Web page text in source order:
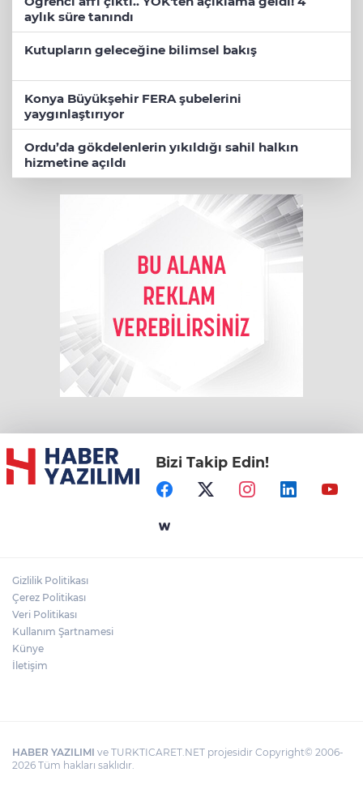
aylık süre tanındı
Kutupların geleceğine bilimsel bakış
Konya Büyükşehir FERA şubelerini
yaygınlaştırıyor
Ordu’da gökdelenlerin yıkıldığı sahil halkın
hizmetine açıldı
Bizi Takip Edin!
Gizlilik Politikası
Çerez Politikası
Veri Politikası
Kullanım Şartnamesi
Künye
İletişim
HABER YAZILIMI ve TURKTICARET.NET projesidir Copyright© 2006-
2026 Tüm hakları saklıdır.